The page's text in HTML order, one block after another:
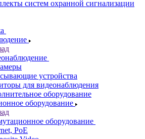
систем охранной сигнализации
устройства
для видеонаблюдения
оборудование
оборудование
оборудование
PoE